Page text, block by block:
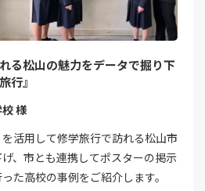
る松山の魅力をデータで掘り下
行』
様
を活用して修学旅行で訪れる松山市
、市とも連携してポスターの掲示
た高校の事例をご紹介します。